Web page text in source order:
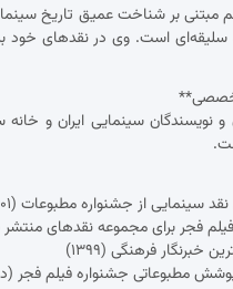
مبتنی بر شناخت عمیق تاریخ
است. وی در نقدهای خود بر
نویسندگان سینمایی ایران و
سینمایی از جشنواره مطبوعات (۱۴۰۱)
فجر برای مجموعه نقدهای منتشر
خبرنگار فرهنگی (۱۳۹۹)
مطبوعاتی جشنواره فیلم فجر